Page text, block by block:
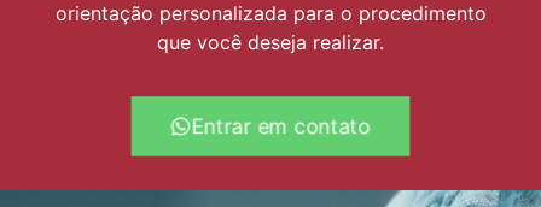
orientação personalizada para o procedimento
que você deseja realizar.
Entrar em contato